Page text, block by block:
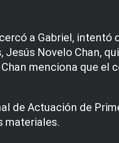
a Gabriel, intentó
Novelo Chan,
menciona que el
de Actuación de
materiales.